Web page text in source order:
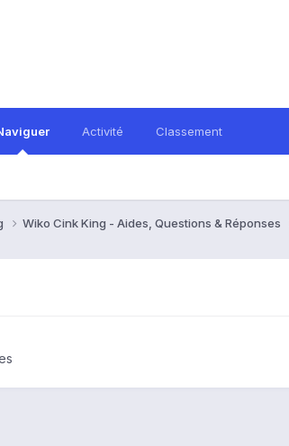
Activité Classement
Wiko Cink King - Aides, Questions & Réponses